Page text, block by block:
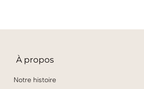
Àpropos
Notre histoire